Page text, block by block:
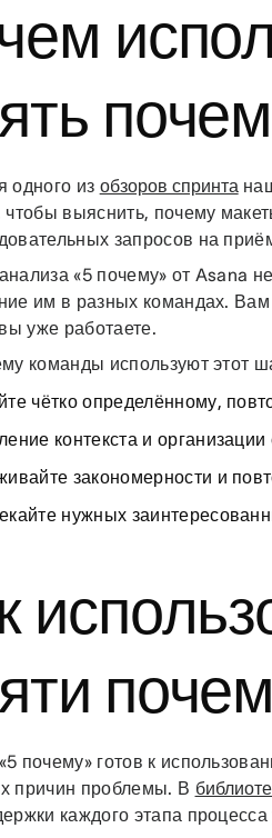
одного из обзоров спринта
чтобы выяснить, почему
запросов на
«5 почему» от Asana
им в разных командах. Вам
уже работаете.
команды используют этот
чётко определённому,
контекста и
закономерности и
нужных
почему» готов к
причин проблемы. В
каждого этапа